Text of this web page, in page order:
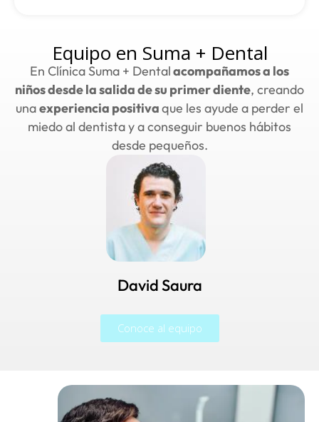
Equipo en Suma + Dental
En Clínica Suma + Dentalacompañamos a los
niños desde la salida de su primer diente, creando
unaexperiencia positivaque les ayude a perder el
miedo al dentista y a conseguir buenos hábitos
desde pequeños.
David Saura
Conoce al equipo